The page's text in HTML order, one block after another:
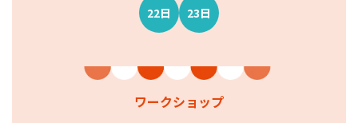
22日 23日
ワークショップ